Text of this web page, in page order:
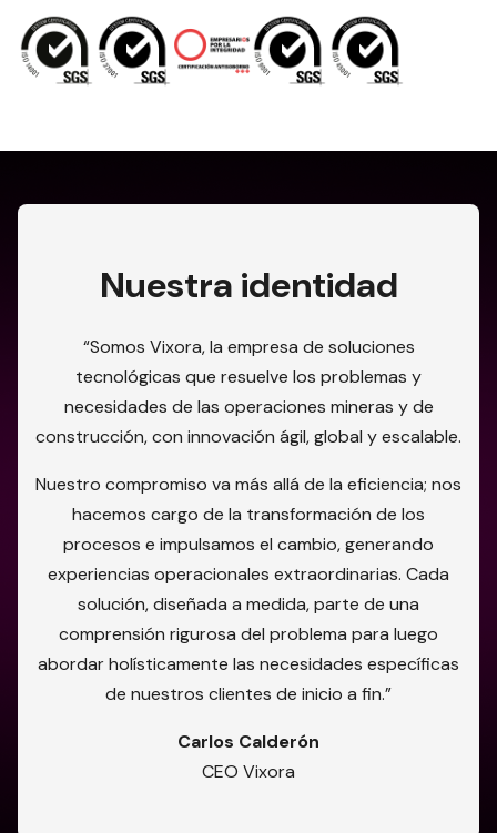
Nuestra identidad
“Somos Vixora, la empresa de soluciones
tecnológicas que resuelve los problemas y
necesidades de las operaciones mineras y de
construcción, con innovación ágil, global y escalable.
Nuestro compromiso va más allá de la eficiencia; nos
hacemos cargo de la transformación de los
procesos e impulsamos el cambio, generando
experiencias operacionales extraordinarias. Cada
solución, diseñada a medida, parte de una
comprensión rigurosa del problema para luego
abordar holísticamente las necesidades específicas
de nuestros clientes de inicio a fin.”
Carlos Calderón
CEO Vixora